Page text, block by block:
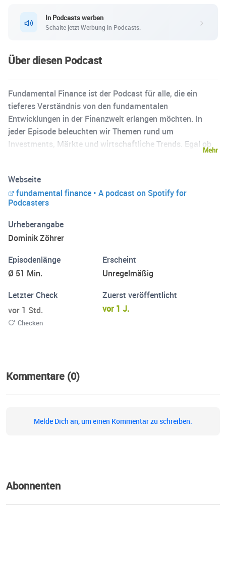
In Podcasts werben
Schalte jetzt Werbung in Podcasts.
Über diesen Podcast
Fundamental Finance ist der Podcast für alle, die ein
tieferes Verständnis von den fundamentalen
Entwicklungen in der Finanzwelt erlangen möchten. In
jeder Episode beleuchten wir Themen rund um
Investments, Märkte und wirtschaftliche Trends. Egal ob
Experteninterviews, praxisnahe Insights und Analysen.
Hinweis: Alle in diesem Podcast geteilten Informationen
spiegeln lediglich die Meinung der sprechenden Personen
wider und sind keine Anlageempfehlung.
Mehr
Webseite
fundamental finance • A podcast on Spotify for
Podcasters
Urheberangabe
Dominik Zöhrer
Episodenlänge
Ø 51 Min.
Erscheint
Unregelmäßig
Letzter Check
vor 1 Std.
Checken
Zuerst veröffentlicht
vor 1 J.
Kommentare (0)
Melde Dich an, um einen Kommentar zu schreiben.
Abonnenten